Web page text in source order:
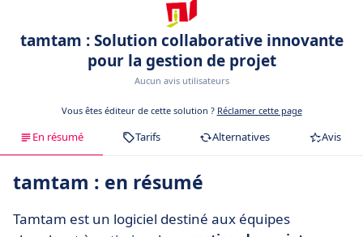
tamtam : Solution collaborative innovante
pour la gestion de projet
Aucun avis utilisateurs
Vous êtes éditeur de cette solution ? Réclamer cette page
En résumé Tarifs Alternatives Avis
tamtam : en résumé
Tamtam est un logiciel destiné aux équipes